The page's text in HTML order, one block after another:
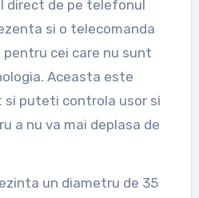
direct de pe telefonul
si o telecomanda
cei care nu sunt
Aceasta este
puteti controla usor si
a nu va mai deplasa de
un diametru de 35